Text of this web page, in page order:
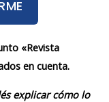
«Revista
en cuenta.
explicar cómo lo